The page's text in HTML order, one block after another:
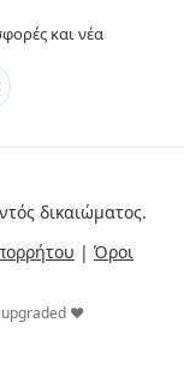
και νέα
δικαιώματος.
| Όροι
upgraded ❤️